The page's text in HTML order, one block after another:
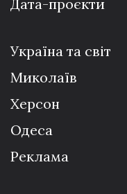
Дата-проєкти
Україна та світ
Миколаїв
Херсон
Одеса
Реклама